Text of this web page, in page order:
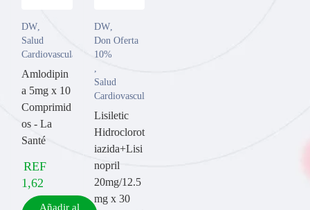
DW,
Salud
Cardiovascular
Amlodipin
a 5mg x 10
Comprimid
os - La
Santé
REF
1,62
Añadir al
DW,
Don Oferta
10%
,
Salud
Cardiovascular
Lisiletic
Hidroclorot
iazida+Lisi
nopril
20mg/12.5
mg x 30